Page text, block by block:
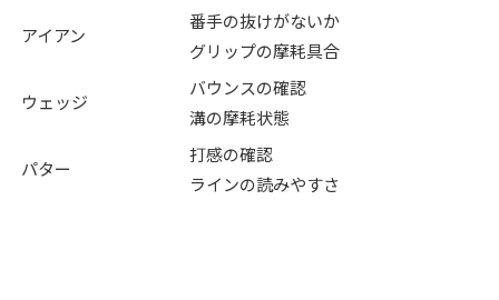
アイアン
番手の抜けがないか
グリップの摩耗具合
ウェッジ
バウンスの確認
溝の摩耗状態
パター
打感の確認
ラインの読みやすさ